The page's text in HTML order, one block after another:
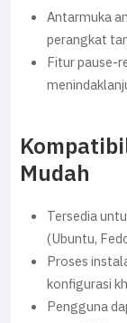
Antarmuka
perangkat
Fitur
Mudah
Tersedia
(Ubuntu,
Proses
konfigurasi
Pengguna